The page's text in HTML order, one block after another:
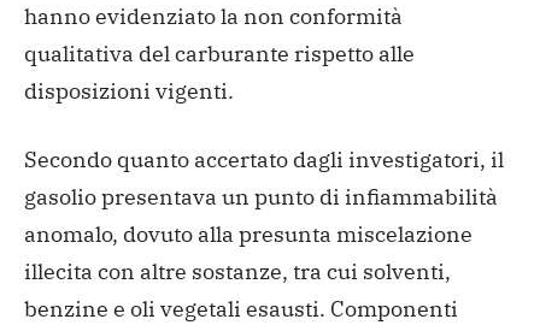
hanno evidenziato la non conformità
qualitativa del carburante rispetto alle
disposizioni vigenti.
Secondo quanto accertato dagli investigatori, il
gasolio presentava un punto di infiammabilità
anomalo, dovuto alla presunta miscelazione
illecita con altre sostanze, tra cui solventi,
benzine e oli vegetali esausti. Componenti